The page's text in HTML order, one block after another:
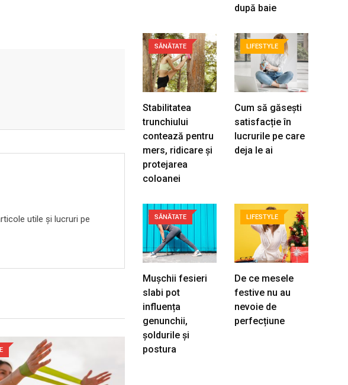
utile și lucruri pe
după baie
SĂNĂTATE
Stabilitatea
trunchiului
contează pentru
mers, ridicare și
protejarea
coloanei
LIFESTYLE
Cum să găsești
satisfacție în
lucrurile pe care
deja le ai
SĂNĂTATE
Mușchii fesieri
slabi pot
influența
genunchii,
șoldurile și
postura
LIFESTYLE
De ce mesele
festive nu au
nevoie de
perfecțiune